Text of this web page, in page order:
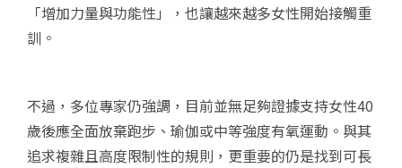
「增加力量與功能性」，也讓越來越多女性開始接觸重
訓。
不過，多位專家仍強調，目前並無足夠證據支持女性40
歲後應全面放棄跑步、瑜伽或中等強度有氧運動。與其
追求複雜且高度限制性的規則，更重要的仍是找到可長